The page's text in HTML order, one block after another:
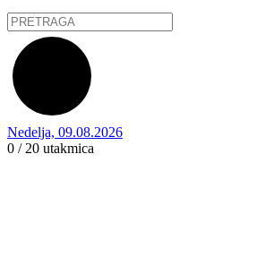
Nedelja, 09.08.2026
0 / 20 utakmica